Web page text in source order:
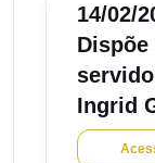
14/02/
Dispõe
Ingrid